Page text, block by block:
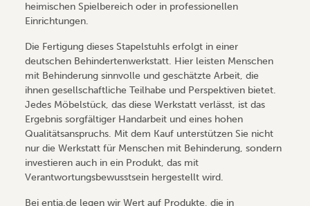
heimischen Spielbereich oder in professionellen
Einrichtungen.
Die Fertigung dieses Stapelstuhls erfolgt in einer
deutschen Behindertenwerkstatt. Hier leisten Menschen
mit Behinderung sinnvolle und geschätzte Arbeit, die
ihnen gesellschaftliche Teilhabe und Perspektiven bietet.
Jedes Möbelstück, das diese Werkstatt verlässt, ist das
Ergebnis sorgfältiger Handarbeit und eines hohen
Qualitätsanspruchs. Mit dem Kauf unterstützen Sie nicht
nur die Werkstatt für Menschen mit Behinderung, sondern
investieren auch in ein Produkt, das mit
Verantwortungsbewusstsein hergestellt wird.
Bei entia.de legen wir Wert auf Produkte, die in